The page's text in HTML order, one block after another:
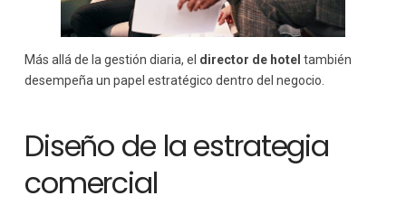
Más allá de la gestión diaria, el director de hotel también
desempeña un papel estratégico dentro del negocio.
Diseño de la estrategia
comercial